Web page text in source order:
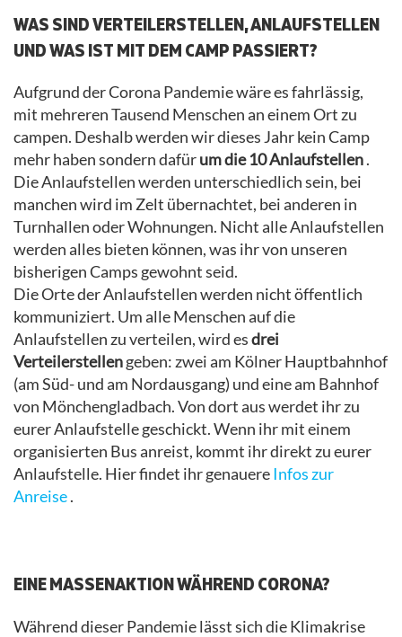
WAS SIND VERTEILERSTELLEN, ANLAUFSTELLEN
UND WAS IST MIT DEM CAMP PASSIERT?
Aufgrund der Corona Pandemie wäre es fahrlässig,
mit mehreren Tausend Menschen an einem Ort zu
campen. Deshalb werden wir dieses Jahr kein Camp
mehr haben sondern dafürum die 10 Anlaufstellen.
Die Anlaufstellen werden unterschiedlich sein, bei
manchen wird im Zelt übernachtet, bei anderen in
Turnhallen oder Wohnungen. Nicht alle Anlaufstellen
werden alles bieten können, was ihr von unseren
bisherigen Camps gewohnt seid.
Die Orte der Anlaufstellen werden nicht öffentlich
kommuniziert. Um alle Menschen auf die
Anlaufstellen zu verteilen, wird esdrei
Verteilerstellengeben: zwei am Kölner Hauptbahnhof
(am Süd- und am Nordausgang) und eine am Bahnhof
von Mönchengladbach. Von dort aus werdet ihr zu
eurer Anlaufstelle geschickt. Wenn ihr mit einem
organisierten Bus anreist, kommt ihr direkt zu eurer
Anlaufstelle. Hier findet ihr genauereInfos zur
Anreise.
EINE MASSENAKTION WÄHREND CORONA?
Während dieser Pandemie lässt sich die Klimakrise